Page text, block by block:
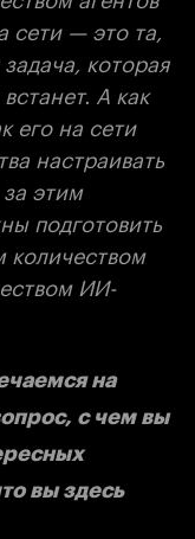
сети — это та,
которая
А как
его на сети
настраивать
этим
подготовить
ИИ-
на
с чем вы
вы здесь